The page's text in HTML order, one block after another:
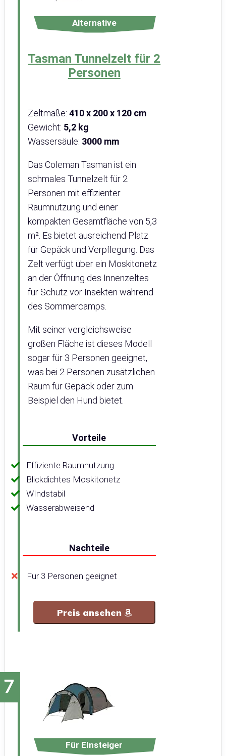
Alternative
Tasman Tunnelzelt für 2
Personen
Zeltmaße: 410 x 200 x 120 cm
Gewicht: 5,2 kg
Wassersäule: 3000 mm
Das Coleman Tasman ist ein
schmales Tunnelzelt für 2
Personen mit effizienter
Raumnutzung und einer
kompakten Gesamtfläche von 5,3
m². Es bietet ausreichend Platz
für Gepäck und Verpflegung. Das
Zelt verfügt über ein Moskitonetz
an der Öffnung des Innenzeltes
für Schutz vor Insekten während
des Sommercamps.
Mit seiner vergleichsweise
großen Fläche ist dieses Modell
sogar für 3 Personen geeignet,
was bei 2 Personen zusätzlichen
Raum für Gepäck oder zum
Beispiel den Hund bietet.
Vorteile
Effiziente Raumnutzung
Blickdichtes Moskitonetz
WIndstabil
Wasserabweisend
Nachteile
Für 3 Personen geeignet
Preis ansehen
Für EInsteiger